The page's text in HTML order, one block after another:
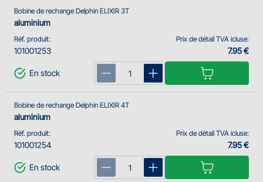
Réf. produit:
101001253
Bobine de rechange Delphin ELIXIR 3T
aluminium
Prix de détail TVA icluse:
7.95 €
En stock
Réf. produit:
101001254
Bobine de rechange Delphin ELIXIR 4T
aluminium
Prix de détail TVA icluse:
7.95 €
En stock